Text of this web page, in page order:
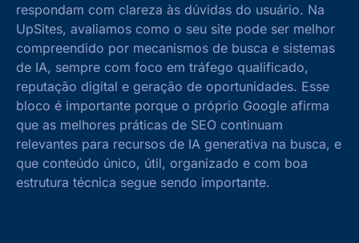
respondam com clareza às dúvidas do usuário. Na
UpSites, avaliamos como o seu site pode ser melhor
compreendido por mecanismos de busca e sistemas
de IA, sempre com foco em tráfego qualificado,
reputação digital e geração de oportunidades. Esse
bloco é importante porque o próprio Google afirma
que as melhores práticas de SEO continuam
relevantes para recursos de IA generativa na busca, e
que conteúdo único, útil, organizado e com boa
estrutura técnica segue sendo importante.